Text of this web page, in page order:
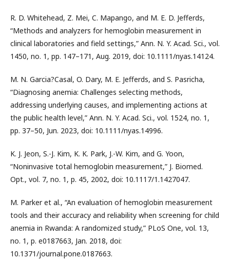
R. D. Whitehead, Z. Mei, C. Mapango, and M. E. D. Jefferds,
“Methods and analyzers for hemoglobin measurement in
clinical laboratories and field settings,” Ann. N. Y. Acad. Sci., vol.
1450, no. 1, pp. 147–171, Aug. 2019, doi: 10.1111/nyas.14124.
M. N. Garcia?Casal, O. Dary, M. E. Jefferds, and S. Pasricha,
“Diagnosing anemia: Challenges selecting methods,
addressing underlying causes, and implementing actions at
the public health level,” Ann. N. Y. Acad. Sci., vol. 1524, no. 1,
pp. 37–50, Jun. 2023, doi: 10.1111/nyas.14996.
K. J. Jeon, S.-J. Kim, K. K. Park, J.-W. Kim, and G. Yoon,
“Noninvasive total hemoglobin measurement,” J. Biomed.
Opt., vol. 7, no. 1, p. 45, 2002, doi: 10.1117/1.1427047.
M. Parker et al., “An evaluation of hemoglobin measurement
tools and their accuracy and reliability when screening for child
anemia in Rwanda: A randomized study,” PLoS One, vol. 13,
no. 1, p. e0187663, Jan. 2018, doi:
10.1371/journal.pone.0187663.